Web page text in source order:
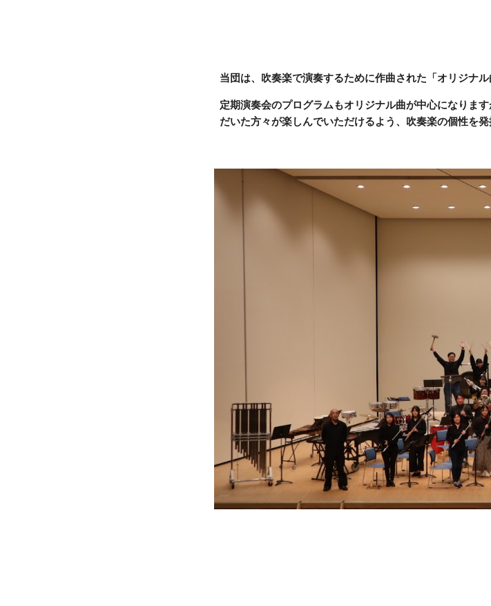
当団は、吹奏楽で演奏するために作曲された「オリジナ
定期演奏会のプログラムもオリジナル曲が中心になりま
だいた方々が楽しんでいただけるよう、吹奏楽の個性を